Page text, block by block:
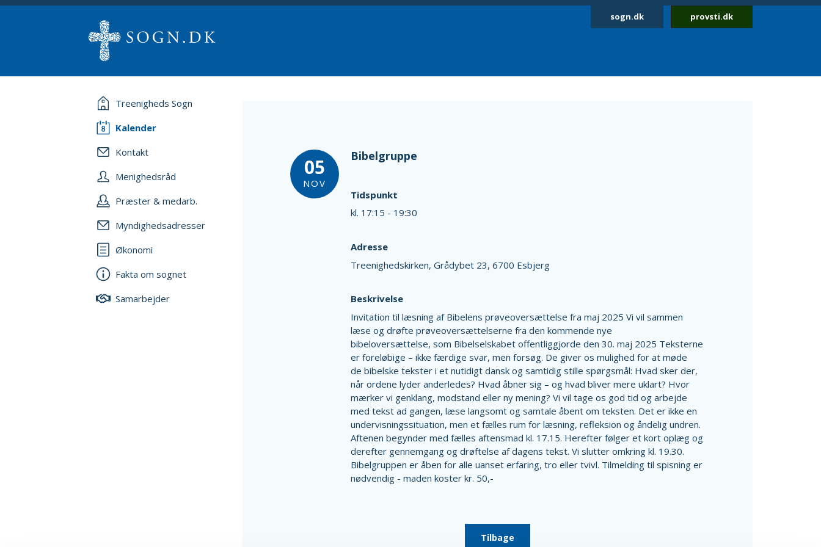
sogn.dk provsti.dk
Treenigheds Sogn
Kalender
Kontakt
Menighedsråd
Præster & medarb.
Myndighedsadresser
Økonomi
Fakta om sognet
Samarbejder
05
NOV
Bibelgruppe
Tidspunkt
kl. 17:15 - 19:30
Adresse
Treenighedskirken, Grådybet 23, 6700 Esbjerg
Beskrivelse
Invitation til læsning af Bibelens prøveoversættelse fra maj 2025 Vi vil sammen
læse og drøfte prøveoversættelserne fra den kommende nye
bibeloversættelse, som Bibelselskabet offentliggjorde den 30. maj 2025 Teksterne
er foreløbige – ikke færdige svar, men forsøg. De giver os mulighed for at møde
de bibelske tekster i et nutidigt dansk og samtidig stille spørgsmål: Hvad sker der,
når ordene lyder anderledes? Hvad åbner sig – og hvad bliver mere uklart? Hvor
mærker vi genklang, modstand eller ny mening? Vi vil tage os god tid og arbejde
med tekst ad gangen, læse langsomt og samtale åbent om teksten. Det er ikke en
undervisningssituation, men et fælles rum for læsning, refleksion og åndelig undren.
Aftenen begynder med fælles aftensmad kl. 17.15. Herefter følger et kort oplæg og
derefter gennemgang og drøftelse af dagens tekst. Vi slutter omkring kl. 19.30.
Bibelgruppen er åben for alle uanset erfaring, tro eller tvivl. Tilmelding til spisning er
nødvendig - maden koster kr. 50,-
Tilbage